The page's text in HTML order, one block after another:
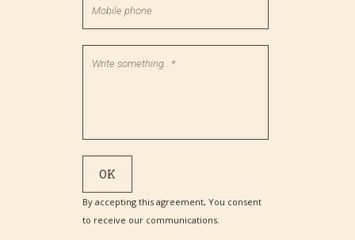
By accepting this agreement, You consent
to receive our communications.